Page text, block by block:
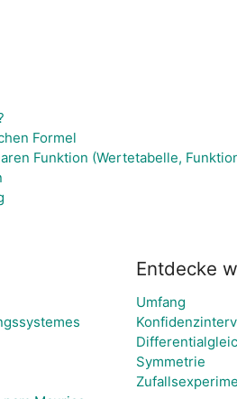
Formel
Funktion (Wertetabelle,
Entdecke
Umfang
Symmetrie